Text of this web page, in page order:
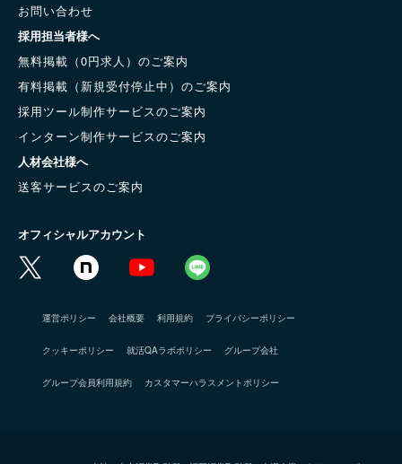
お問い合わせ
採用担当者様へ
無料掲載（0円求人）のご案内
有料掲載（新規受付停止中）のご案内
採用ツール制作サービスのご案内
インターン制作サービスのご案内
人材会社様へ
送客サービスのご案内
オフィシャルアカウント
運営ポリシー 会社概要 利用規約 プライバシーポリシー
クッキーポリシー 就活QAラボポリシー グループ会社
グループ会員利用規約 カスタマーハラスメントポリシー